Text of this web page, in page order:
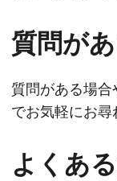
質問が
質問がある場合
でお気軽にお尋
よくあ